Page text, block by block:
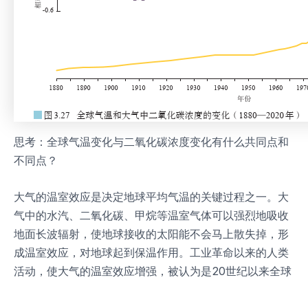
思考：全球气温变化与二氧化碳浓度变化有什么共同点和
不同点？
大气的温室效应是决定地球平均气温的关键过程之一。大
气中的水汽、二氧化碳、甲烷等温室气体可以强烈地吸收
地面长波辐射，使地球接收的太阳能不会马上散失掉，形
成温室效应，对地球起到保温作用。工业革命以来的人类
活动，使大气的温室效应增强，被认为是20世纪以来全球